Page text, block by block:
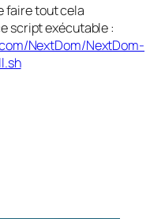
faire tout cela
script exécutable :
NextDom/NextDom-